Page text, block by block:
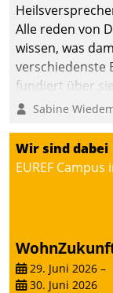
Alle reden von
wissen, was
verschiedenste
fundiert über
klären. Ein
Einsparungen
Prozesse. Doch
mit der
Sabine
Wir sind dabei
EUREF Campus
29. Juni 2026 –
30. Juni 2026